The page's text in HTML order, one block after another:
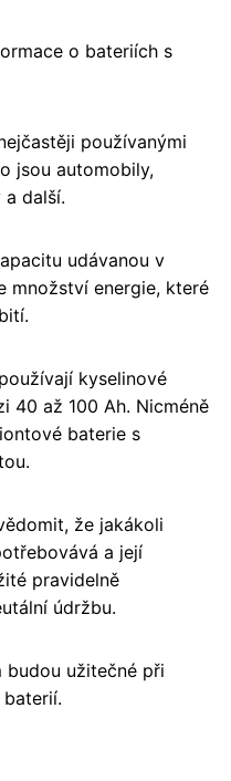
o bateriích s
používanými
jsou automobily,
další.
udávanou v
množství energie, které
kyselinové
40 až 100 Ah. Nicméně
baterie s
že jakákoli
a její
pravidelně
údržbu.
budou užitečné při
baterií.